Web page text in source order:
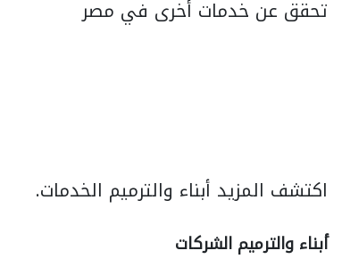
تحقق عن خدمات أخرى في مصر
اكتشف المزيد أبناء والترميم الخدمات.
أبناء والترميم الشركات